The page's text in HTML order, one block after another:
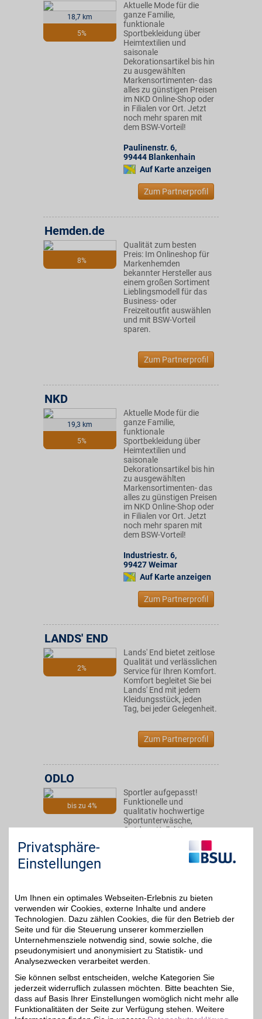
18,7 km
5%
Aktuelle Mode für die
ganze Familie,
funktionale
Sportbekleidung über
Heimtextilien und
saisonale
Dekorationsartikel bis hin
zu ausgewählten
Markensortimenten- das
alles zu günstigen Preisen
im NKD Online-Shop oder
in Filialen vor Ort. Jetzt
noch mehr sparen mit
dem BSW-Vorteil!
Paulinenstr. 6,
99444 Blankenhain
Auf Karte anzeigen
Zum Partnerprofil
8%
Hemden.de
Qualität zum besten
Preis: Im Onlineshop für
Markenhemden
bekannter Hersteller aus
einem großen Sortiment
Lieblingsmodell für das
Business- oder
Freizeitoutfit auswählen
und mit BSW-Vorteil
sparen.
Zum Partnerprofil
19,3 km
5%
NKD
Aktuelle Mode für die
ganze Familie,
funktionale
Sportbekleidung über
Heimtextilien und
saisonale
Dekorationsartikel bis hin
zu ausgewählten
Markensortimenten- das
alles zu günstigen Preisen
im NKD Online-Shop oder
in Filialen vor Ort. Jetzt
noch mehr sparen mit
dem BSW-Vorteil!
Industriestr. 6,
99427Weimar
Auf Karte anzeigen
Zum Partnerprofil
2%
LANDS' END
Lands' End bietet zeitlose
Qualität und verlässlichen
Service für Ihren Komfort.
Komfort begleitet Sie bei
Lands' End mit jedem
Kleidungsstück, jeden
Tag, bei jeder Gelegenheit.
Zum Partnerprofil
bis zu 4%
ODLO
Sportler aufgepasst!
Funktionelle und
qualitativ hochwertige
Sportunterwäsche,
Outdoor-Kollektionen,
Running, Bike, X-Country,
Accessories gibt es in
Zum Partnerprofil
bis zu 6%
Jeans-Meile
Bei Jeans-Meile gibt es
passende Jeans. Mit
seiner 15-jährigen
Erfahrung werden Sie hier
stilsicher und kompetent
beraten. Gehen Sie
Privatsphäre-
Einstellungen
Um Ihnen ein optimales Webseiten-Erlebnis zu bieten
verwenden wir Cookies, externe Inhalte und andere
Technologien. Dazu zählen Cookies, die für den Betrieb der
Seite und für die Steuerung unserer kommerziellen
Unternehmensziele notwendig sind, sowie solche, die
pseudonymisiert und anonymisiert zu Statistik- und
Analysezwecken verarbeitet werden.
Sie können selbst entscheiden, welche Kategorien Sie
jederzeit widerruflich zulassen möchten. Bitte beachten Sie,
dass auf Basis Ihrer Einstellungen womöglich nicht mehr alle
Funktionalitäten der Seite zur Verfügung stehen. Weitere